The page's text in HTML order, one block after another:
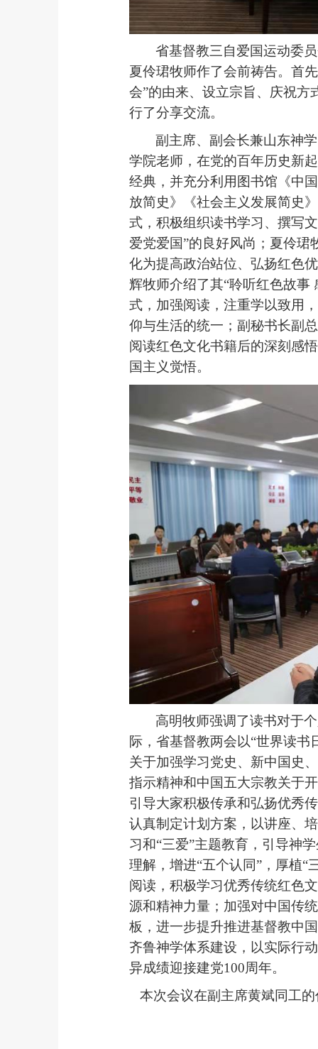
省基督教三自爱国运动委
夏伶珺牧师作了会前祷告。首
会”的由来、设立宗旨、庆祝
行了分享交流。
副主席、副会长兼山东神
学院老师，在党的百年历史新
经典，并充分利用图书馆《中
放简史》《社会主义发展简史
式，积极组织读书学习、撰写
爱党爱国”的良好风尚；夏伶
化为提高政治站位、弘扬红色
辉牧师介绍了其“聆听红色故事
式，加强阅读，注重学以致用
仰与生活的统一；副秘书长副
阅读红色文化书籍后的深刻感
国主义觉悟。
高明牧师强调了读书对于
际，省基督教两会以“世界读书
关于加强学习党史、新中国史
指示精神和中国五大宗教关于
引导大家积极传承和弘扬优秀
认真制定计划方案，以讲座、
习和“三爱”主题教育，引导神
理解，增进“五个认同”，厚植“
阅读，积极学习优秀传统红色
源和精神力量；加强对中国传
板，进一步提升推进基督教中
齐鲁神学体系建设，以实际行
异成绩迎接建党100周年。
本次会议在副主席黄斌同工